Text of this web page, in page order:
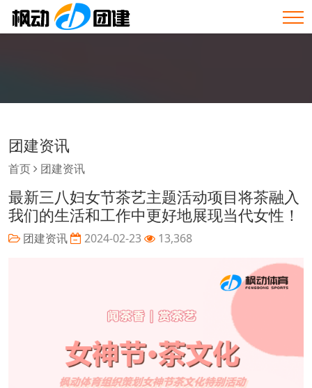
团建资讯
首页 团建资讯
最新三八妇女节茶艺主题活动项目将茶融入
我们的生活和工作中更好地展现当代女性！
团建资讯 2024-02-23 13,368